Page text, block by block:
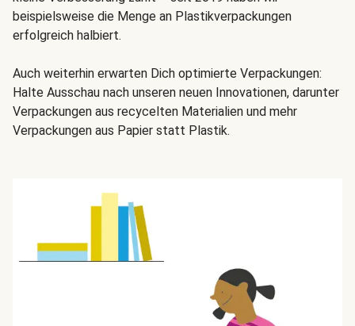
beispielsweise die Menge an Plastikverpackungen
erfolgreich halbiert.
Auch weiterhin erwarten Dich optimierte Verpackungen:
Halte Ausschau nach unseren neuen Innovationen, darunter
Verpackungen aus recycelten Materialien und mehr
Verpackungen aus Papier statt Plastik.